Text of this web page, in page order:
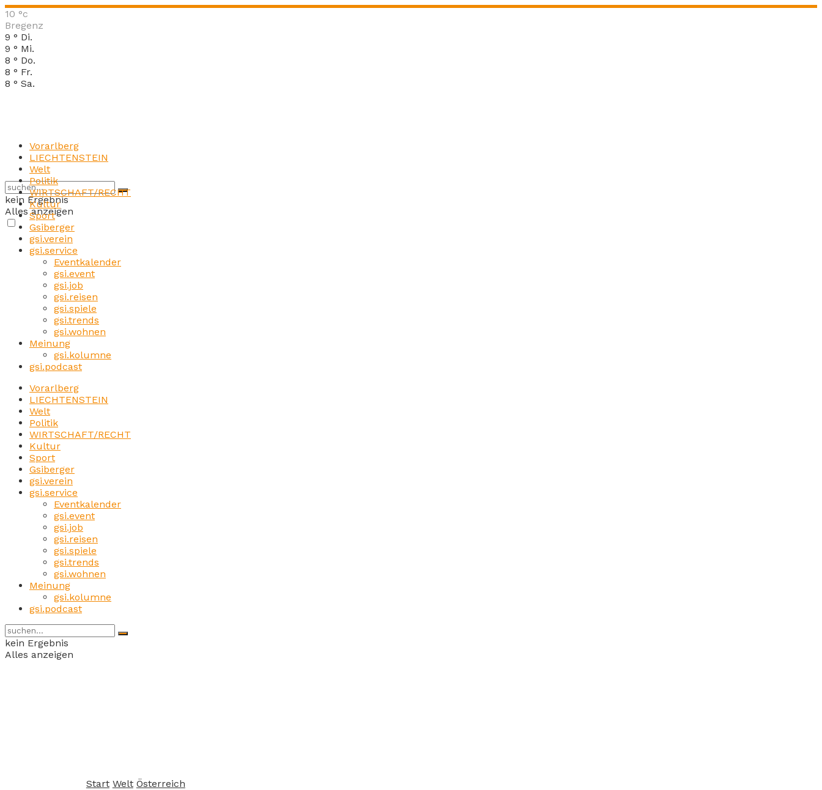
10 °c
Bregenz
9 ° Di.
9 ° Mi.
8 ° Do.
8 ° Fr.
8 ° Sa.
kein Ergebnis
Alles anzeigen
Vorarlberg
LIECHTENSTEIN
Welt
Politik
WIRTSCHAFT/RECHT
Kultur
Sport
Gsiberger
gsi.verein
gsi.service
Eventkalender
gsi.event
gsi.job
gsi.reisen
gsi.spiele
gsi.trends
gsi.wohnen
Meinung
gsi.kolumne
gsi.podcast
Vorarlberg
LIECHTENSTEIN
Welt
Politik
WIRTSCHAFT/RECHT
Kultur
Sport
Gsiberger
gsi.verein
gsi.service
Eventkalender
gsi.event
gsi.job
gsi.reisen
gsi.spiele
gsi.trends
gsi.wohnen
Meinung
gsi.kolumne
gsi.podcast
kein Ergebnis
Alles anzeigen
Start Welt Österreich